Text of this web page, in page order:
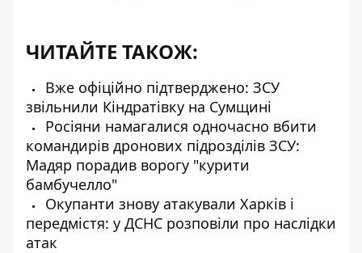
ЧИТАЙТЕ ТАКОЖ:
Вже офіційно підтверджено: ЗСУ
звільнили Кіндратівку на Сумщині
Росіяни намагалися одночасно вбити
командирів дронових підрозділів ЗСУ:
Мадяр порадив ворогу "курити
бамбучелло"
Окупанти знову атакували Харків і
передмістя: у ДСНС розповіли про наслідки
атак